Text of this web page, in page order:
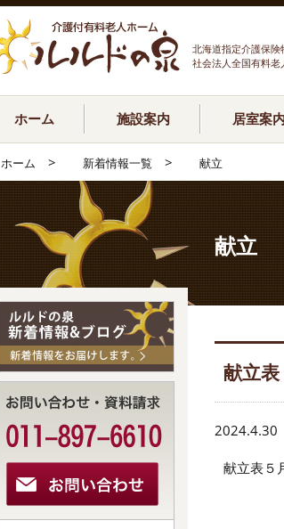
北海道指定介護保険
社会法人全国有料老
ホーム 施設案内 居室案
ホーム > 新着情報一覧 > 献立
献立
献立表
2024.4.30
献立表５